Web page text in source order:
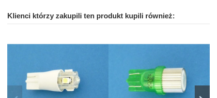
Klienci którzy zakupili ten produkt kupili również: